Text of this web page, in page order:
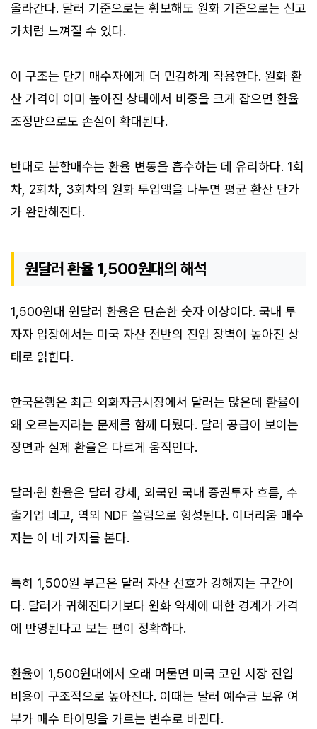
올라간다. 달러 기준으로는 횡보해도 원화 기준으로는 신고
가처럼 느껴질 수 있다.
이 구조는 단기 매수자에게 더 민감하게 작용한다. 원화 환
산 가격이 이미 높아진 상태에서 비중을 크게 잡으면 환율
조정만으로도 손실이 확대된다.
반대로 분할매수는 환율 변동을 흡수하는 데 유리하다. 1회
차, 2회차, 3회차의 원화 투입액을 나누면 평균 환산 단가
가 완만해진다.
원달러 환율 1,500원대의 해석
1,500원대 원달러 환율은 단순한 숫자 이상이다. 국내 투
자자 입장에서는 미국 자산 전반의 진입 장벽이 높아진 상
태로 읽힌다.
한국은행은 최근 외화자금시장에서 달러는 많은데 환율이
왜 오르는지라는 문제를 함께 다뤘다. 달러 공급이 보이는
장면과 실제 환율은 다르게 움직인다.
달러·원 환율은 달러 강세, 외국인 국내 증권투자 흐름, 수
출기업 네고, 역외 NDF 쏠림으로 형성된다. 이더리움 매수
자는 이 네 가지를 본다.
특히 1,500원 부근은 달러 자산 선호가 강해지는 구간이
다. 달러가 귀해진다기보다 원화 약세에 대한 경계가 가격
에 반영된다고 보는 편이 정확하다.
환율이 1,500원대에서 오래 머물면 미국 코인 시장 진입
비용이 구조적으로 높아진다. 이때는 달러 예수금 보유 여
부가 매수 타이밍을 가르는 변수로 바뀐다.